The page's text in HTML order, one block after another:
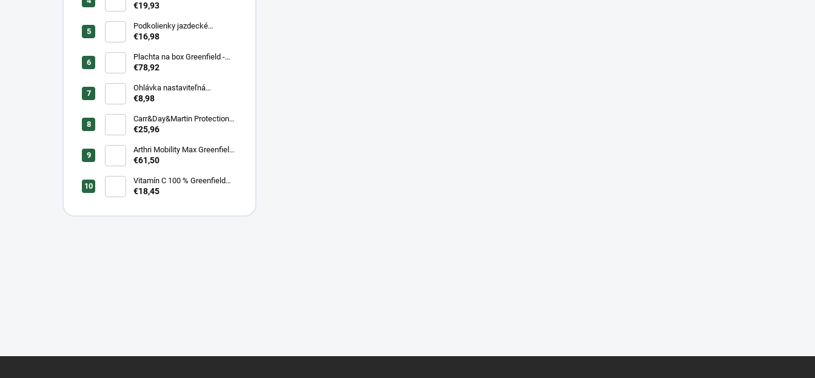
strečová Waldhausen
€19,93
Podkolienky jazdecké
Makebe Pro Rider
€16,98
Plachta na box Greenfield -
modrá/modrá -
€78,92
Ohlávka nastaviteľná
Greenfield pre žriebätá
€8,98
Carr&Day&Martin Protection
Plus, balenie 500ml
€25,96
Arthri Mobility Max Greenfield
Equine s mrkvovou príchuťou -
kone 1 kg/ 3 kg
€61,50
Vitamín C 100 % Greenfield
Equine - 1 kg/ 3 kg
€18,45